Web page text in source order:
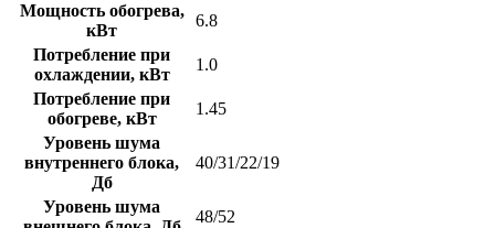
Мощность обогрева,
кВт
6.8
Потребление при
охлаждении, кВт
1.0
Потребление при
обогреве, кВт
1.45
Уровень шума
внутреннего блока,
Дб
40/31/22/19
Уровень шума
48/52